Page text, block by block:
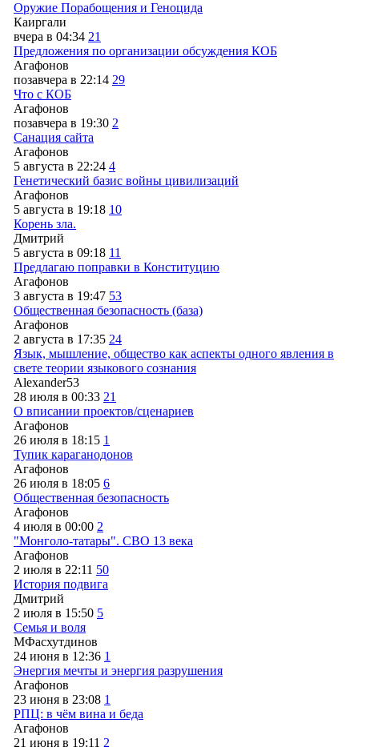
Оружие Порабощения и Геноцида
Каиргали
вчера в 04:34 21
Предложения по организации обсуждения КОБ
Агафонов
позавчера в 22:14 29
Что с КОБ
Агафонов
позавчера в 19:30 2
Санация сайта
Агафонов
5 августа в 22:24 4
Генетический базис войны цивилизаций
Агафонов
5 августа в 19:18 10
Корень зла.
Дмитрий
5 августа в 09:18 11
Предлагаю поправки в Конституцию
Агафонов
3 августа в 19:47 53
Общественная безопасность (база)
Агафонов
2 августа в 17:35 24
Язык, мышление, общество как аспекты одного явления в
свете теории языкового сознания
Alexander53
28 июля в 00:33 21
О вписании проектов/сценариев
Агафонов
26 июля в 18:15 1
Тупик караганодонов
Агафонов
26 июля в 18:05 6
Общественная безопасность
Агафонов
4 июля в 00:00 2
"Монголо-татары". СВО 13 века
Агафонов
2 июля в 22:11 50
История подвига
Дмитрий
2 июля в 15:50 5
Семья и воля
МФасхутдинов
24 июня в 12:36 1
Энергия мечты и энергия разрушения
Агафонов
23 июня в 23:08 1
РПЦ: в чём вина и беда
Агафонов
21 июня в 19:11 2